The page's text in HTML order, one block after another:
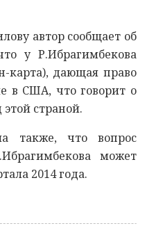
автор сообщает об
у Р.Ибрагимбекова
карта), дающая право
в США, что говорит о
этой страной.
также, что вопрос
может
2014 года.